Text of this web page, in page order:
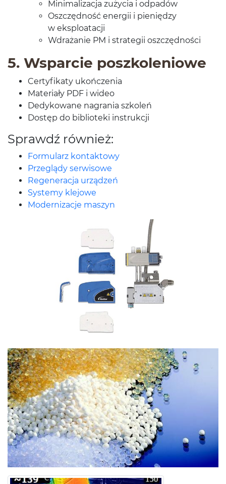
Min­i­mal­iza­cja zuży­cia i odpadów
Oszczęd­ność energii i pieniędzy
w eksploatacji
Wdrażanie PM i strate­gii oszczędności
5. Wspar­cie poszkoleniowe
Cer­ty­fikaty ukończenia
Mate­ri­ały PDF i wideo
Dedykowane nagra­nia szkoleń
Dostęp do bib­lioteki instrukcji
Sprawdź również:
For­mu­larz kontaktowy
Przeglądy ser­wisowe
Regen­er­acja urządzeń
Sys­temy klejowe
Mod­ern­iza­cje maszyn